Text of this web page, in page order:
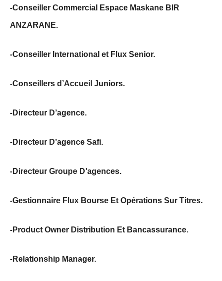
-Conseiller Commercial Espace Maskane BIR
ANZARANE.
-Conseiller International et Flux Senior.
-Conseillers d’Accueil Juniors.
-Directeur D’agence.
-Directeur D’agence Safi.
-Directeur Groupe D’agences.
-Gestionnaire Flux Bourse Et Opérations Sur Titres.
-Product Owner Distribution Et Bancassurance.
-Relationship Manager.